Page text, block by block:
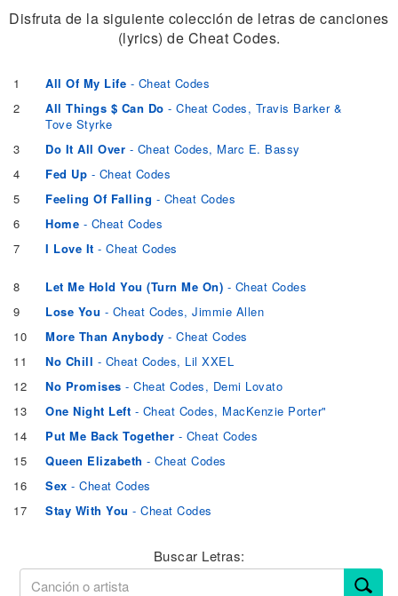
Disfruta de la siguiente colección de letras de canciones
(lyrics) de Cheat Codes.
1 All Of My Life - Cheat Codes
2
All Things $ Can Do - Cheat Codes, Travis Barker &
Tove Styrke
3
Do It All Over - Cheat Codes, Marc E. Bassy
4
Fed Up - Cheat Codes
5
Feeling Of Falling - Cheat Codes
6
Home - Cheat Codes
7
I Love It - Cheat Codes
8 Let Me Hold You (Turn Me On) - Cheat Codes
9
Lose You - Cheat Codes, Jimmie Allen
10
More Than Anybody - Cheat Codes
11
No Chill - Cheat Codes, Lil XXEL
12
No Promises - Cheat Codes, Demi Lovato
13
One Night Left - Cheat Codes, MacKenzie Porter"
14
Put Me Back Together - Cheat Codes
15
Queen Elizabeth - Cheat Codes
16
Sex - Cheat Codes
17
Stay With You - Cheat Codes
Buscar Letras: